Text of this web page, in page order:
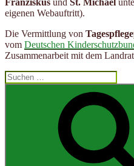
eigenen Webauftritt).
Die Vermittlung von
vom Deutschen
Zusammenarbeit mit dem
Suchen
nach: